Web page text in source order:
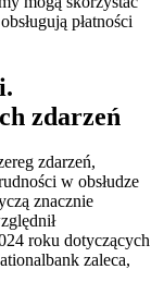
płatności
zdarzeń
zdarzeń,
w obsłudze
znacznie
roku dotyczących
zaleca,